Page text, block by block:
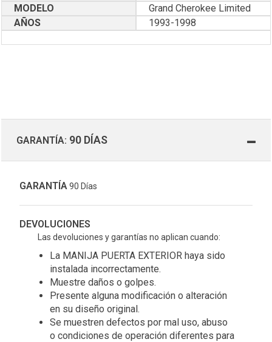
MODELO
Grand Cherokee Limited
AÑOS
1993-1998
GARANTÍA: 90 DÍAS
GARANTÍA 90 Días
DEVOLUCIONES
Las devoluciones y garantías no aplican cuando:
La MANIJA PUERTA EXTERIOR haya sido
instalada incorrectamente.
Muestre daños o golpes.
Presente alguna modificación o alteración
en su diseño original.
Se muestren defectos por mal uso, abuso
o condiciones de operación diferentes para